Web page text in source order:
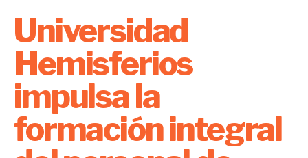
Universidad
Hemisferios
impulsa la
formación integral